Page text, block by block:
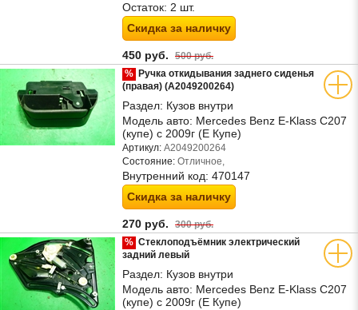
Остаток: 2 шт.
Скидка за наличку
450 руб. 500 руб.
% Ручка откидывания заднего сиденья
(правая) (A2049200264)
Раздел: Кузов внутри
Модель авто: Mercedes Benz E-Klass C207
(купе) с 2009г (Е Купе)
Артикул: A2049200264
Состояние: Отличное,
Внутренний код: 470147
Скидка за наличку
270 руб. 300 руб.
% Стеклоподъёмник электрический
задний левый
Раздел: Кузов внутри
Модель авто: Mercedes Benz E-Klass C207
(купе) с 2009г (Е Купе)